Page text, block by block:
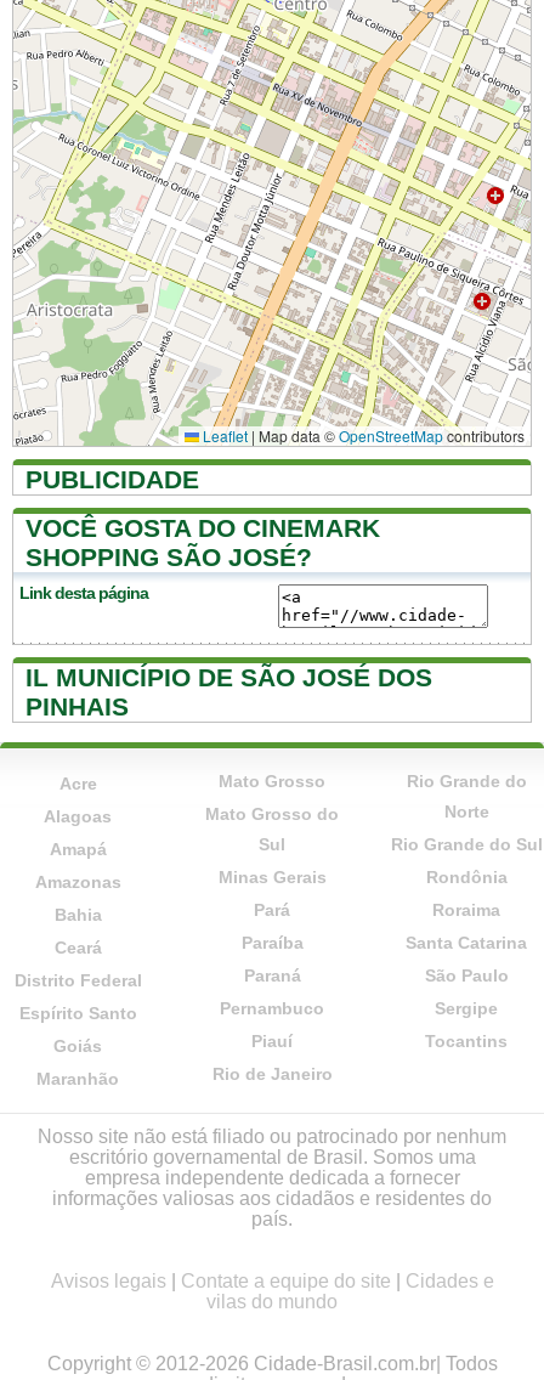
Leaflet | Map data ©OpenStreetMapcontributors
PUBLICIDADE
VOCÊ GOSTA DO CINEMARK
SHOPPING SÃO JOSÉ?
Link desta página
IL MUNICÍPIO DE SÃO JOSÉ DOS
PINHAIS
Acre
Alagoas
Amapá
Amazonas
Bahia
Ceará
Distrito Federal
Espírito Santo
Goiás
Maranhão
Mato Grosso
Mato Grosso do
Sul
Minas Gerais
Pará
Paraíba
Paraná
Pernambuco
Piauí
Rio de Janeiro
Rio Grande do
Norte
Rio Grande do Sul
Rondônia
Roraima
Santa Catarina
São Paulo
Sergipe
Tocantins
Nosso site não está filiado ou patrocinado por nenhum
escritório governamental de Brasil. Somos uma
empresa independente dedicada a fornecer
informações valiosas aos cidadãos e residentes do
país.
Avisos legais Contate a equipe do site
Cidades e
vilas do mundo
Copyright © 2012-2026 Cidade-Brasil.com.br| Todos